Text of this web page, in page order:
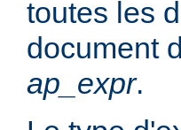
toutes les
document
ap_expr.